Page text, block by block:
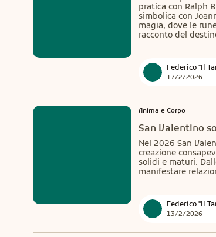
pratica con Ralph
simbolica con
magia, dove le
racconto del
Federico "Il
17/2/2026
Anima e Corpo
San Valentino
Nel 2026 San
creazione
solidi e maturi.
manifestare
Federico "Il
13/2/2026